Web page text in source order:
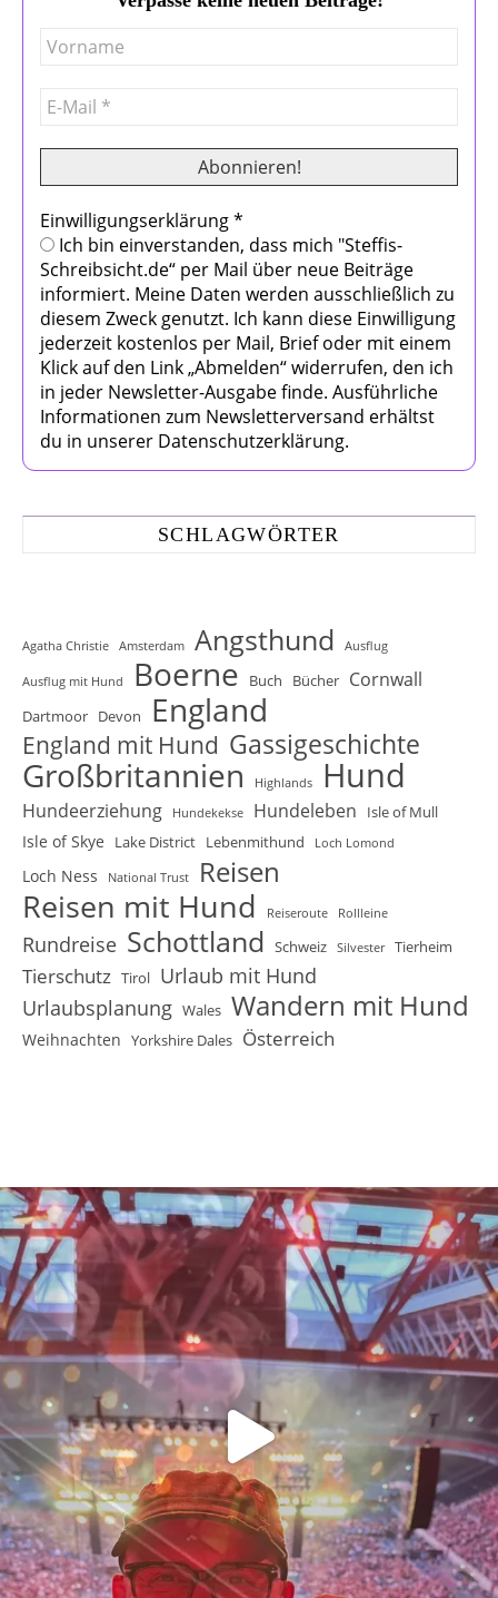
Einwilligungserklärung*
Ich bin einverstanden, dass mich "Steffis-
Schreibsicht.de“ per Mail über neue Beiträge
informiert. Meine Daten werden ausschließlich zu
diesem Zweck genutzt. Ich kann diese Einwilligung
jederzeit kostenlos per Mail, Brief oder mit einem
Klick auf den Link „Abmelden“ widerrufen, den ich
in jeder Newsletter-Ausgabe finde. Ausführliche
Informationen zum Newsletterversand erhältst
du in unserer Datenschutzerklärung.
SCHLAGWÖRTER
Agatha Christie Amsterdam Angsthund Ausflug
Ausflug mit Hund Boerne Buch Bücher Cornwall
Dartmoor Devon England
England mit Hund Gassigeschichte
Großbritannien Highlands Hund
Hundeerziehung Hundekekse Hundeleben Isle of Mull
Isle of Skye Lake District Lebenmithund Loch Lomond
Loch Ness National Trust Reisen
Reisen mit Hund Reiseroute Rollleine
Rundreise Schottland Schweiz Silvester Tierheim
Tierschutz Tirol Urlaub mit Hund
Urlaubsplanung Wales Wandern mit Hund
Weihnachten Yorkshire Dales Österreich